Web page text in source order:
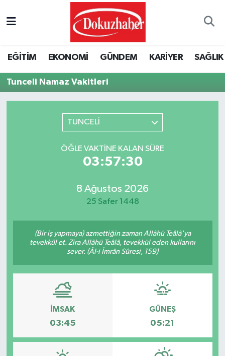
EĞİTİM EKONOMİ GÜNDEM KARİYER SAĞLIK
Tunceli Namaz Vakitleri
TUNCELİ
ÖĞLE VAKTINE KALAN SÜRE
03:57:30
8 Ağustos 2026
25 Safer 1448
(Bir iş yapmaya) azmettiğin zaman Allâhü Teâlâ'ya
tevekkül et. Zira Allâhü Teâlâ, tevekkül eden kullarını
sever. (Âl-i İmrân Sûresi, 159)
İMSAK
03:45
GÜNEŞ
05:21
Tüm Manşetler